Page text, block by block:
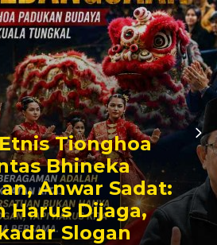
Tionghoa
Bhineka
Anwar Sadat:
Harus Dijaga,
Slogan